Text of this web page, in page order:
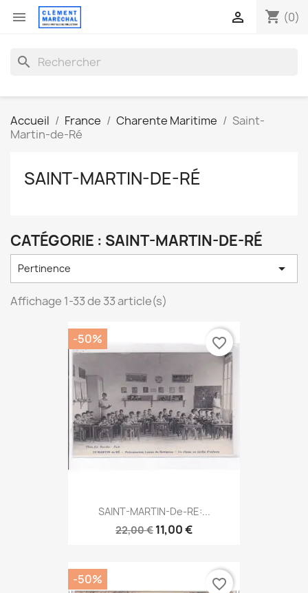
 shopping_cart (0)

search
Accueil France Charente Maritime
Saint-
Martin-de-Ré
SAINT-MARTIN-DE-RÉ
CATÉGORIE : SAINT-MARTIN-DE-RÉ
Pertinence 
Affichage 1-33 de 33 article(s)
SAINT-MARTIN-De-RE:...
22,00 € 11,00 €
-50% favorite_border
-50% favorite_border